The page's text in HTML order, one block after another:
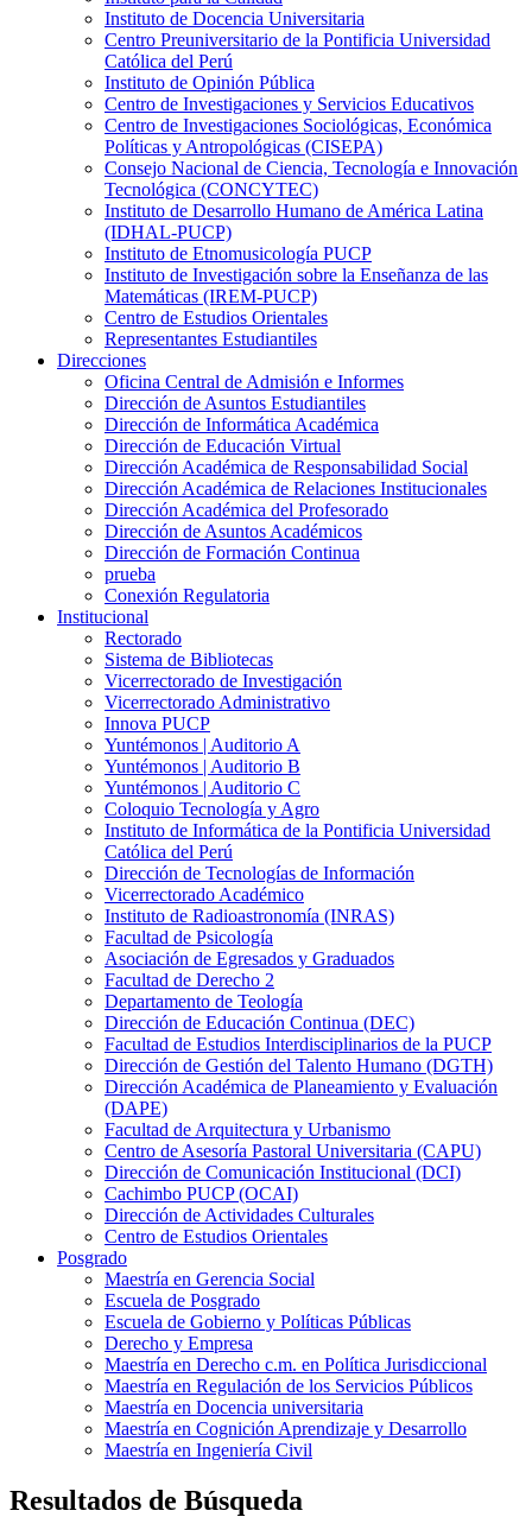
Instituto de Docencia Universitaria
Centro Preuniversitario de la Pontificia Universidad
Católica del Perú
Instituto de Opinión Pública
Centro de Investigaciones y Servicios Educativos
Centro de Investigaciones Sociológicas, Económica
Políticas y Antropológicas (CISEPA)
Consejo Nacional de Ciencia, Tecnología e Innovación
Tecnológica (CONCYTEC)
Instituto de Desarrollo Humano de América Latina
(IDHAL-PUCP)
Instituto de Etnomusicología PUCP
Instituto de Investigación sobre la Enseñanza de las
Matemáticas (IREM-PUCP)
Centro de Estudios Orientales
Representantes Estudiantiles
Direcciones
Oficina Central de Admisión e Informes
Dirección de Asuntos Estudiantiles
Dirección de Informática Académica
Dirección de Educación Virtual
Dirección Académica de Responsabilidad Social
Dirección Académica de Relaciones Institucionales
Dirección Académica del Profesorado
Dirección de Asuntos Académicos
Dirección de Formación Continua
prueba
Conexión Regulatoria
Institucional
Rectorado
Sistema de Bibliotecas
Vicerrectorado de Investigación
Vicerrectorado Administrativo
Innova PUCP
Yuntémonos | Auditorio A
Yuntémonos | Auditorio B
Yuntémonos | Auditorio C
Coloquio Tecnología y Agro
Instituto de Informática de la Pontificia Universidad
Católica del Perú
Dirección de Tecnologías de Información
Vicerrectorado Académico
Instituto de Radioastronomía (INRAS)
Facultad de Psicología
Asociación de Egresados y Graduados
Facultad de Derecho 2
Departamento de Teología
Dirección de Educación Continua (DEC)
Facultad de Estudios Interdisciplinarios de la PUCP
Dirección de Gestión del Talento Humano (DGTH)
Dirección Académica de Planeamiento y Evaluación
(DAPE)
Facultad de Arquitectura y Urbanismo
Centro de Asesoría Pastoral Universitaria (CAPU)
Dirección de Comunicación Institucional (DCI)
Cachimbo PUCP (OCAI)
Dirección de Actividades Culturales
Centro de Estudios Orientales
Posgrado
Maestría en Gerencia Social
Escuela de Posgrado
Escuela de Gobierno y Políticas Públicas
Derecho y Empresa
Maestría en Derecho c.m. en Política Jurisdiccional
Maestría en Regulación de los Servicios Públicos
Maestría en Docencia universitaria
Maestría en Cognición Aprendizaje y Desarrollo
Maestría en Ingeniería Civil
Resultados de Búsqueda